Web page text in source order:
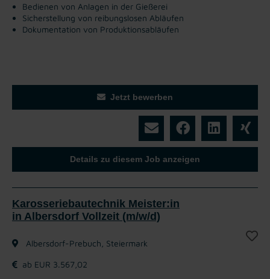
Bedienen von Anlagen in der Gießerei
Sicherstellung von reibungslosen Abläufen
Dokumentation von Produktionsabläufen
Jetzt bewerben
Details zu diesem Job anzeigen
Karosseriebautechnik Meister:in
in Albersdorf Vollzeit (m/w/d)
Albersdorf-Prebuch, Steiermark
ab EUR 3.567,02